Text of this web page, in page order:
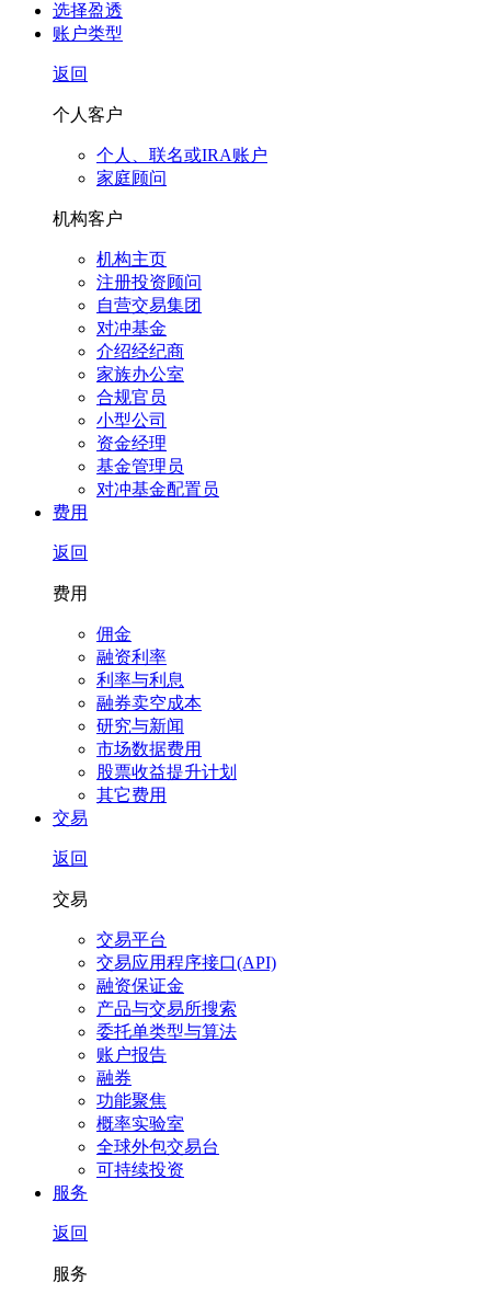
选择盈透
账户类型
返回
个人客户
个人、联名或IRA账户
家庭顾问
机构客户
机构主页
注册投资顾问
自营交易集团
对冲基金
介绍经纪商
家族办公室
合规官员
小型公司
资金经理
基金管理员
对冲基金配置员
费用
返回
费用
佣金
融资利率
利率与利息
融券卖空成本
研究与新闻
市场数据费用
股票收益提升计划
其它费用
交易
返回
交易
交易平台
交易应用程序接口(API)
融资保证金
产品与交易所搜索
委托单类型与算法
账户报告
融券
功能聚焦
概率实验室
全球外包交易台
可持续投资
服务
返回
服务